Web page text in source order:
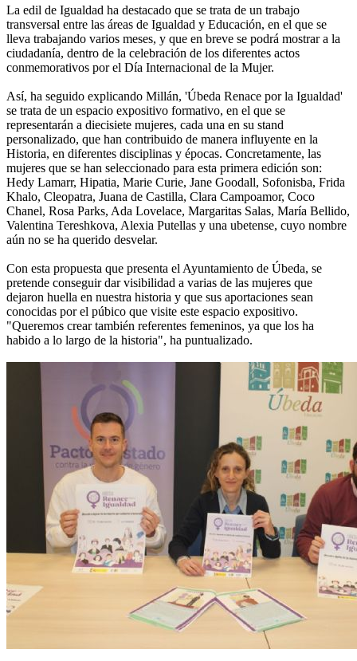
La edil de Igualdad ha destacado que se trata de un trabajo
transversal entre las áreas de Igualdad y Educación, en el que se
lleva trabajando varios meses, y que en breve se podrá mostrar a la
ciudadanía, dentro de la celebración de los diferentes actos
conmemorativos por el Día Internacional de la Mujer.
Así, ha seguido explicando Millán, 'Úbeda Renace por la Igualdad'
se trata de un espacio expositivo formativo, en el que se
representarán a diecisiete mujeres, cada una en su stand
personalizado, que han contribuido de manera influyente en la
Historia, en diferentes disciplinas y épocas. Concretamente, las
mujeres que se han seleccionado para esta primera edición son:
Hedy Lamarr, Hipatia, Marie Curie, Jane Goodall, Sofonisba, Frida
Khalo, Cleopatra, Juana de Castilla, Clara Campoamor, Coco
Chanel, Rosa Parks, Ada Lovelace, Margaritas Salas, María Bellido,
Valentina Tereshkova, Alexia Putellas y una ubetense, cuyo nombre
aún no se ha querido desvelar.
Con esta propuesta que presenta el Ayuntamiento de Úbeda, se
pretende conseguir dar visibilidad a varias de las mujeres que
dejaron huella en nuestra historia y que sus aportaciones sean
conocidas por el púbico que visite este espacio expositivo.
"Queremos crear también referentes femeninos, ya que los ha
habido a lo largo de la historia", ha puntualizado.